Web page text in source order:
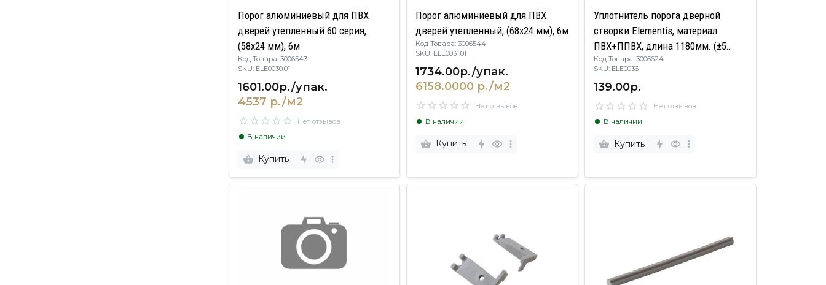
Порог алюминиевый для ПВХ
дверей утепленный 60 серия,
(58х24 мм), 6м
Код Товара: 3006543
SKU: ELE0030.01
1601.00р./упак.
4537 р./м2
Нет отзывов
В наличии
Купить
Порог алюминиевый для ПВХ
дверей утепленный, (68х24 мм), 6м
Код Товара: 3006544
SKU: ELE0031.01
1734.00р./упак.
6158.0000 р./м2
Нет отзывов
В наличии
Купить
Уплотнитель порога дверной
створки Elementis, материал
ПВХ+ППВХ, длина 1180мм. (±5
мм.), цвет белый/серый
Код Товара: 3006624
SKU: ELE0036
139.00р.
Нет отзывов
В наличии
Купить